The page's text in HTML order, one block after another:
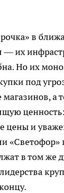
в
— их
Но их
под
а
цены и
«Светофор»
в том же